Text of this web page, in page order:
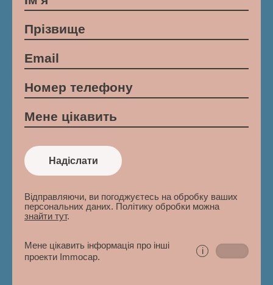
Надіслати
Відправляючи, ви погоджуєтесь на обробку ваших
персональних даних. Політику обробки можна
знайти тут.
Мене цікавить інформація про інші
проекти Immocap.
i